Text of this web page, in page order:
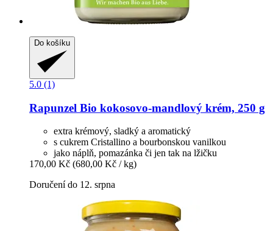
Do košíku
5.0 (1)
Rapunzel Bio kokosovo-​mandlový krém, 250 g
extra krémový, sladký a aromatický
s cukrem Cristallino a bourbonskou vanilkou
jako náplň, pomazánka či jen tak na lžičku
170,00 Kč (680,00 Kč / kg)
Doručení do 12. srpna